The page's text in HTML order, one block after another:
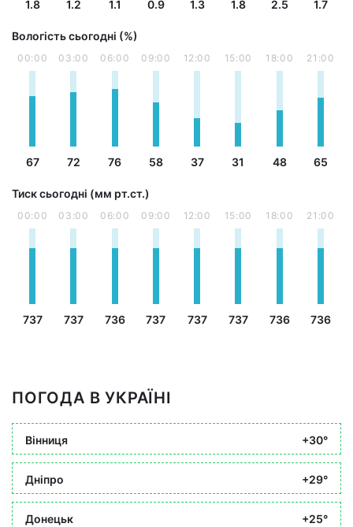
1.8 1.2 1.1 0.9 1.3 1.8 2.5 1.7
Вологість сьогодні (%)
00:00
67
03:00
72
06:00
76
09:00
58
12:00
37
15:00
31
18:00
48
21:00
65
Тиск сьогодні (мм рт.ст.)
00:00
737
03:00
737
06:00
736
09:00
737
12:00
737
15:00
737
18:00
736
21:00
736
ПОГОДА В УКРАЇНІ
Вінниця +30°
Дніпро +29°
Донецьк +25°